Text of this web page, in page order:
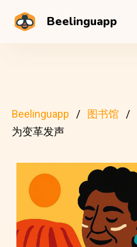
Beelinguapp
Beelinguapp 图书馆
为变革发声